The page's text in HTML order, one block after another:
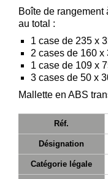
Service
après
vente
Nous
Paramètres
de vos
newsletters
Boîte de rangement
au total :
1 case de 235 x
2 cases de 160 x
1 case de 109 x
3 cases de 50 x
Mallette en ABS
Réf.
Désignation
Catégorie légale